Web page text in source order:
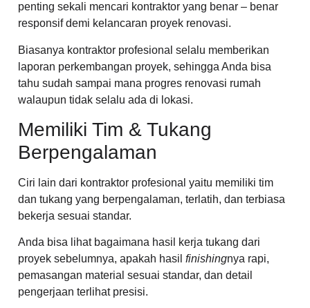
penting sekali mencari kontraktor yang benar – benar
responsif demi kelancaran proyek renovasi.
Biasanya kontraktor profesional selalu memberikan
laporan perkembangan proyek, sehingga Anda bisa
tahu sudah sampai mana progres renovasi rumah
walaupun tidak selalu ada di lokasi.
Memiliki Tim & Tukang
Berpengalaman
Ciri lain dari kontraktor profesional yaitu memiliki tim
dan tukang yang berpengalaman, terlatih, dan terbiasa
bekerja sesuai standar.
Anda bisa lihat bagaimana hasil kerja tukang dari
proyek sebelumnya, apakah hasil finishingnya rapi,
pemasangan material sesuai standar, dan detail
pengerjaan terlihat presisi.